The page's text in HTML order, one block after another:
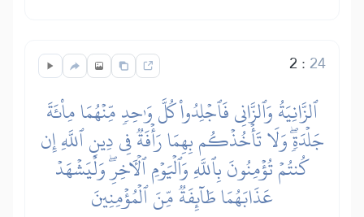
2 : 24
ٱلزَّانِيَةُ وَٱلزَّانِي فَٱجۡلِدُواْ كُلَّ وَٰحِدٖ مِّنۡهُمَا مِاْئَةَ
جَلۡدَةٖۖ وَلَا تَأۡخُذۡكُم بِهِمَا رَأۡفَةٞ فِي دِينِ ٱللَّهِ إِن
كُنتُمۡ تُؤۡمِنُونَ بِٱللَّهِ وَٱلۡيَوۡمِ ٱلۡأٓخِرِۖ وَلۡيَشۡهَدۡ
عَذَابَهُمَا طَآئِفَةٞ مِّنَ ٱلۡمُؤۡمِنِينَ